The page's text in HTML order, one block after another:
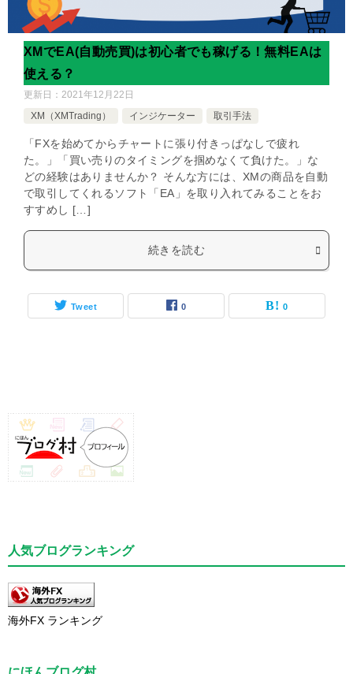
XMでEA(自動売買)は初心者でも稼げる！無料EAは
使える？
更新日： 2021年12月22日
XM（XMTrading）
インジケーター 取引手法
「FXを始めてからチャートに張り付きっぱなしで疲れ
た。」「買い売りのタイミングを掴めなくて負けた。」な
どの経験はありませんか？ そんな方には、XMの商品を自動
で取引してくれるソフト「EA」を取り入れてみることをお
すすめし […]
続きを読む
Tweet 0 0
人気ブログランキング
海外FX ランキング